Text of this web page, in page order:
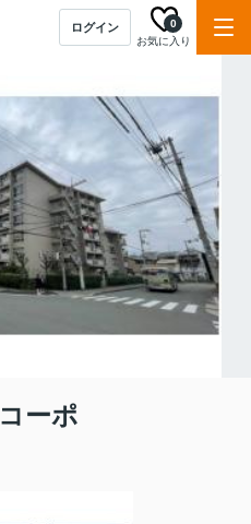
ログイン
お気に入り
0
ーポ